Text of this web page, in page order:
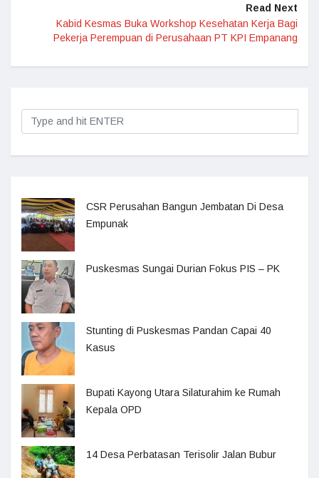
Read Next
Kabid Kesmas Buka Workshop Kesehatan Kerja Bagi
Pekerja Perempuan di Perusahaan PT KPI Empanang
CSR Perusahan Bangun Jembatan Di Desa
Empunak
Puskesmas Sungai Durian Fokus PIS – PK
Stunting di Puskesmas Pandan Capai 40
Kasus
Bupati Kayong Utara Silaturahim ke Rumah
Kepala OPD
14 Desa Perbatasan Terisolir Jalan Bubur